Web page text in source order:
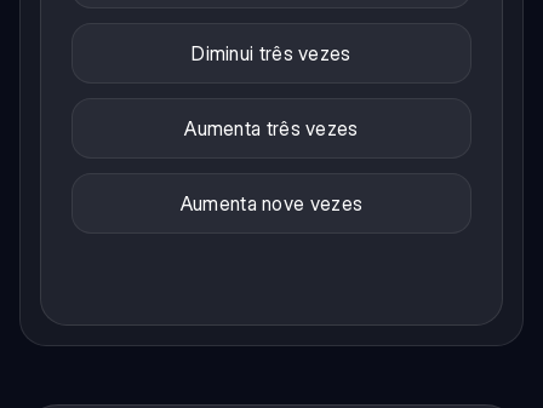
Diminui três vezes
Aumenta três vezes
Aumenta nove vezes